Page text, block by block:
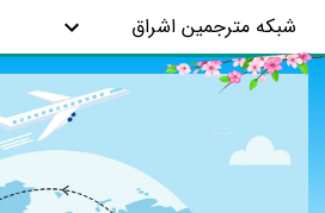
شبکه مترجمین اشراق